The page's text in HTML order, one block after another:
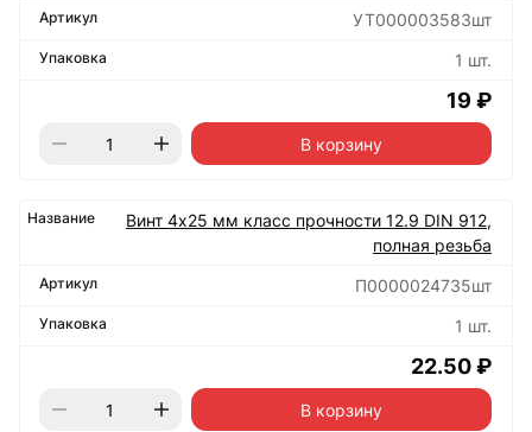
УТ000003583шт
1 шт.
19 ₽
В корзину
Винт 4х25 мм класс прочности 12.9 DIN 912,
полная резьба
П0000024735шт
1 шт.
22.50 ₽
В корзину